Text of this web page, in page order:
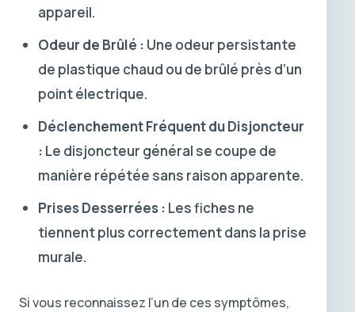
appareil.
Odeur de Brûlé : Une odeur persistante
de plastique chaud ou de brûlé près d’un
point électrique.
Déclenchement Fréquent du Disjoncteur
: Le disjoncteur général se coupe de
manière répétée sans raison apparente.
Prises Desserrées : Les fiches ne
tiennent plus correctement dans la prise
murale.
Si vous reconnaissez l’un de ces symptômes,